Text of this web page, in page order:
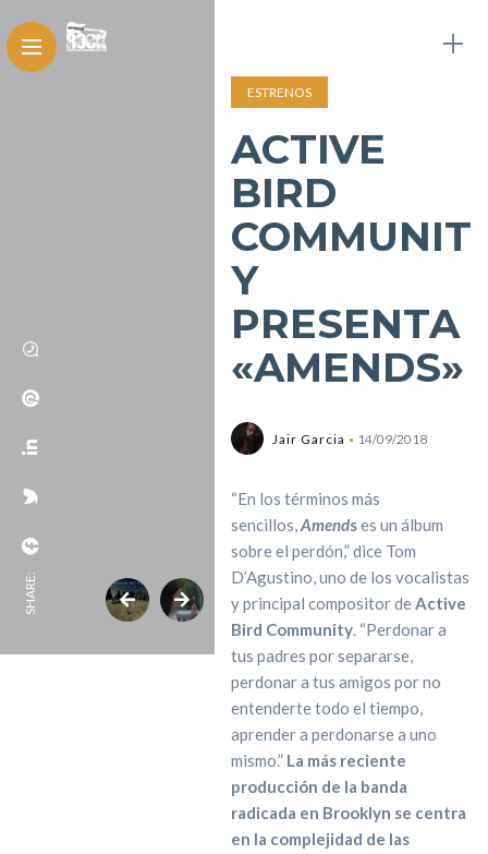
SHARE:
ESTRENOS
ACTIVE
BIRD
COMMUNIT
Y
PRESENTA
«AMENDS»
Jair Garcia 14/09/2018
“En los términos más
sencillos,Amendses un álbum
sobre el perdón,” dice Tom
D’Agustino, uno de los vocalistas
y principal compositor deActive
Bird Community. “Perdonar a
tus padres por separarse,
perdonar a tus amigos por no
entenderte todo el tiempo,
aprender a perdonarse a uno
mismo.” La más reciente
producción de la banda
radicada en Brooklyn se centra
en la complejidad de las